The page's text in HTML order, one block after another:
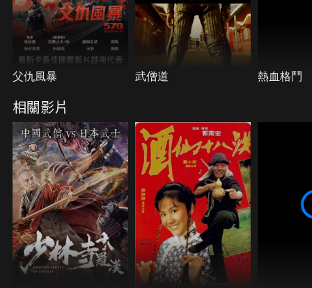
父仇風暴 武僧道 熱血格鬥
相關影片